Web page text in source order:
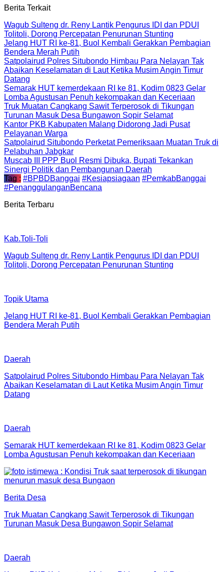
Berita Terkait
Wagub Sulteng dr. Reny Lantik Pengurus IDI dan PDUI
Tolitoli, Dorong Percepatan Penurunan Stunting
Jelang HUT RI ke-81, Buol Kembali Gerakkan Pembagian
Bendera Merah Putih
Satpolairud Polres Situbondo Himbau Para Nelayan Tak
Abaikan Keselamatan di Laut Ketika Musim Angin Timur
Datang
Semarak HUT kemerdekaan RI ke 81, Kodim 0823 Gelar
Lomba Agustusan Penuh kekompakan dan Keceriaan
Truk Muatan Cangkang Sawit Terperosok di Tikungan
Turunan Masuk Desa Bungawon Sopir Selamat
Kantor PKB Kabupaten Malang Didorong Jadi Pusat
Pelayanan Warga
Satpolairud Situbondo Perketat Pemeriksaan Muatan Truk di
Pelabuhan Jabgkar
Muscab III PPP Buol Resmi Dibuka, Bupati Tekankan
Sinergi Politik dan Pembangunan Daerah
Tag : #BPBDBanggai #Kesiapsiagaan #PemkabBanggai
#PenanggulanganBencana
Berita Terbaru
Kab.Toli-Toli
Wagub Sulteng dr. Reny Lantik Pengurus IDI dan PDUI
Tolitoli, Dorong Percepatan Penurunan Stunting
Topik Utama
Jelang HUT RI ke-81, Buol Kembali Gerakkan Pembagian
Bendera Merah Putih
Daerah
Satpolairud Polres Situbondo Himbau Para Nelayan Tak
Abaikan Keselamatan di Laut Ketika Musim Angin Timur
Datang
Daerah
Semarak HUT kemerdekaan RI ke 81, Kodim 0823 Gelar
Lomba Agustusan Penuh kekompakan dan Keceriaan
Berita Desa
Truk Muatan Cangkang Sawit Terperosok di Tikungan
Turunan Masuk Desa Bungawon Sopir Selamat
Daerah